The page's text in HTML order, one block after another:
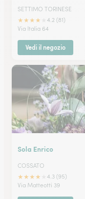
SETTIMO TORINESE
★★★★
4.2 (81)
Via Italia 64
Vedi il negozio
Sola Enrico
COSSATO
★★★★
4.3 (95)
Via Matteotti 39